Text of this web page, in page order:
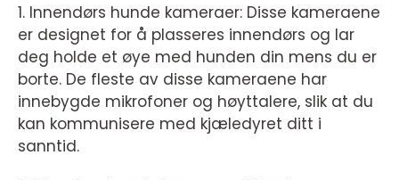
1. Innendørs hunde kameraer: Disse kameraene
er designet for å plasseres innendørs og lar
deg holde et øye med hunden din mens du er
borte. De fleste av disse kameraene har
innebygde mikrofoner og høyttalere, slik at du
kan kommunisere med kjæledyret ditt i
sanntid.